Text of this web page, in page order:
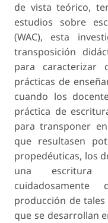
de vista teórico,
estudios sobre
(WAC), esta
transposición
para caracterizar
prácticas de
cuando los
práctica de
para transponer
que resultasen
propedéuticas, los
una escritura
producción de
que se desarrollan